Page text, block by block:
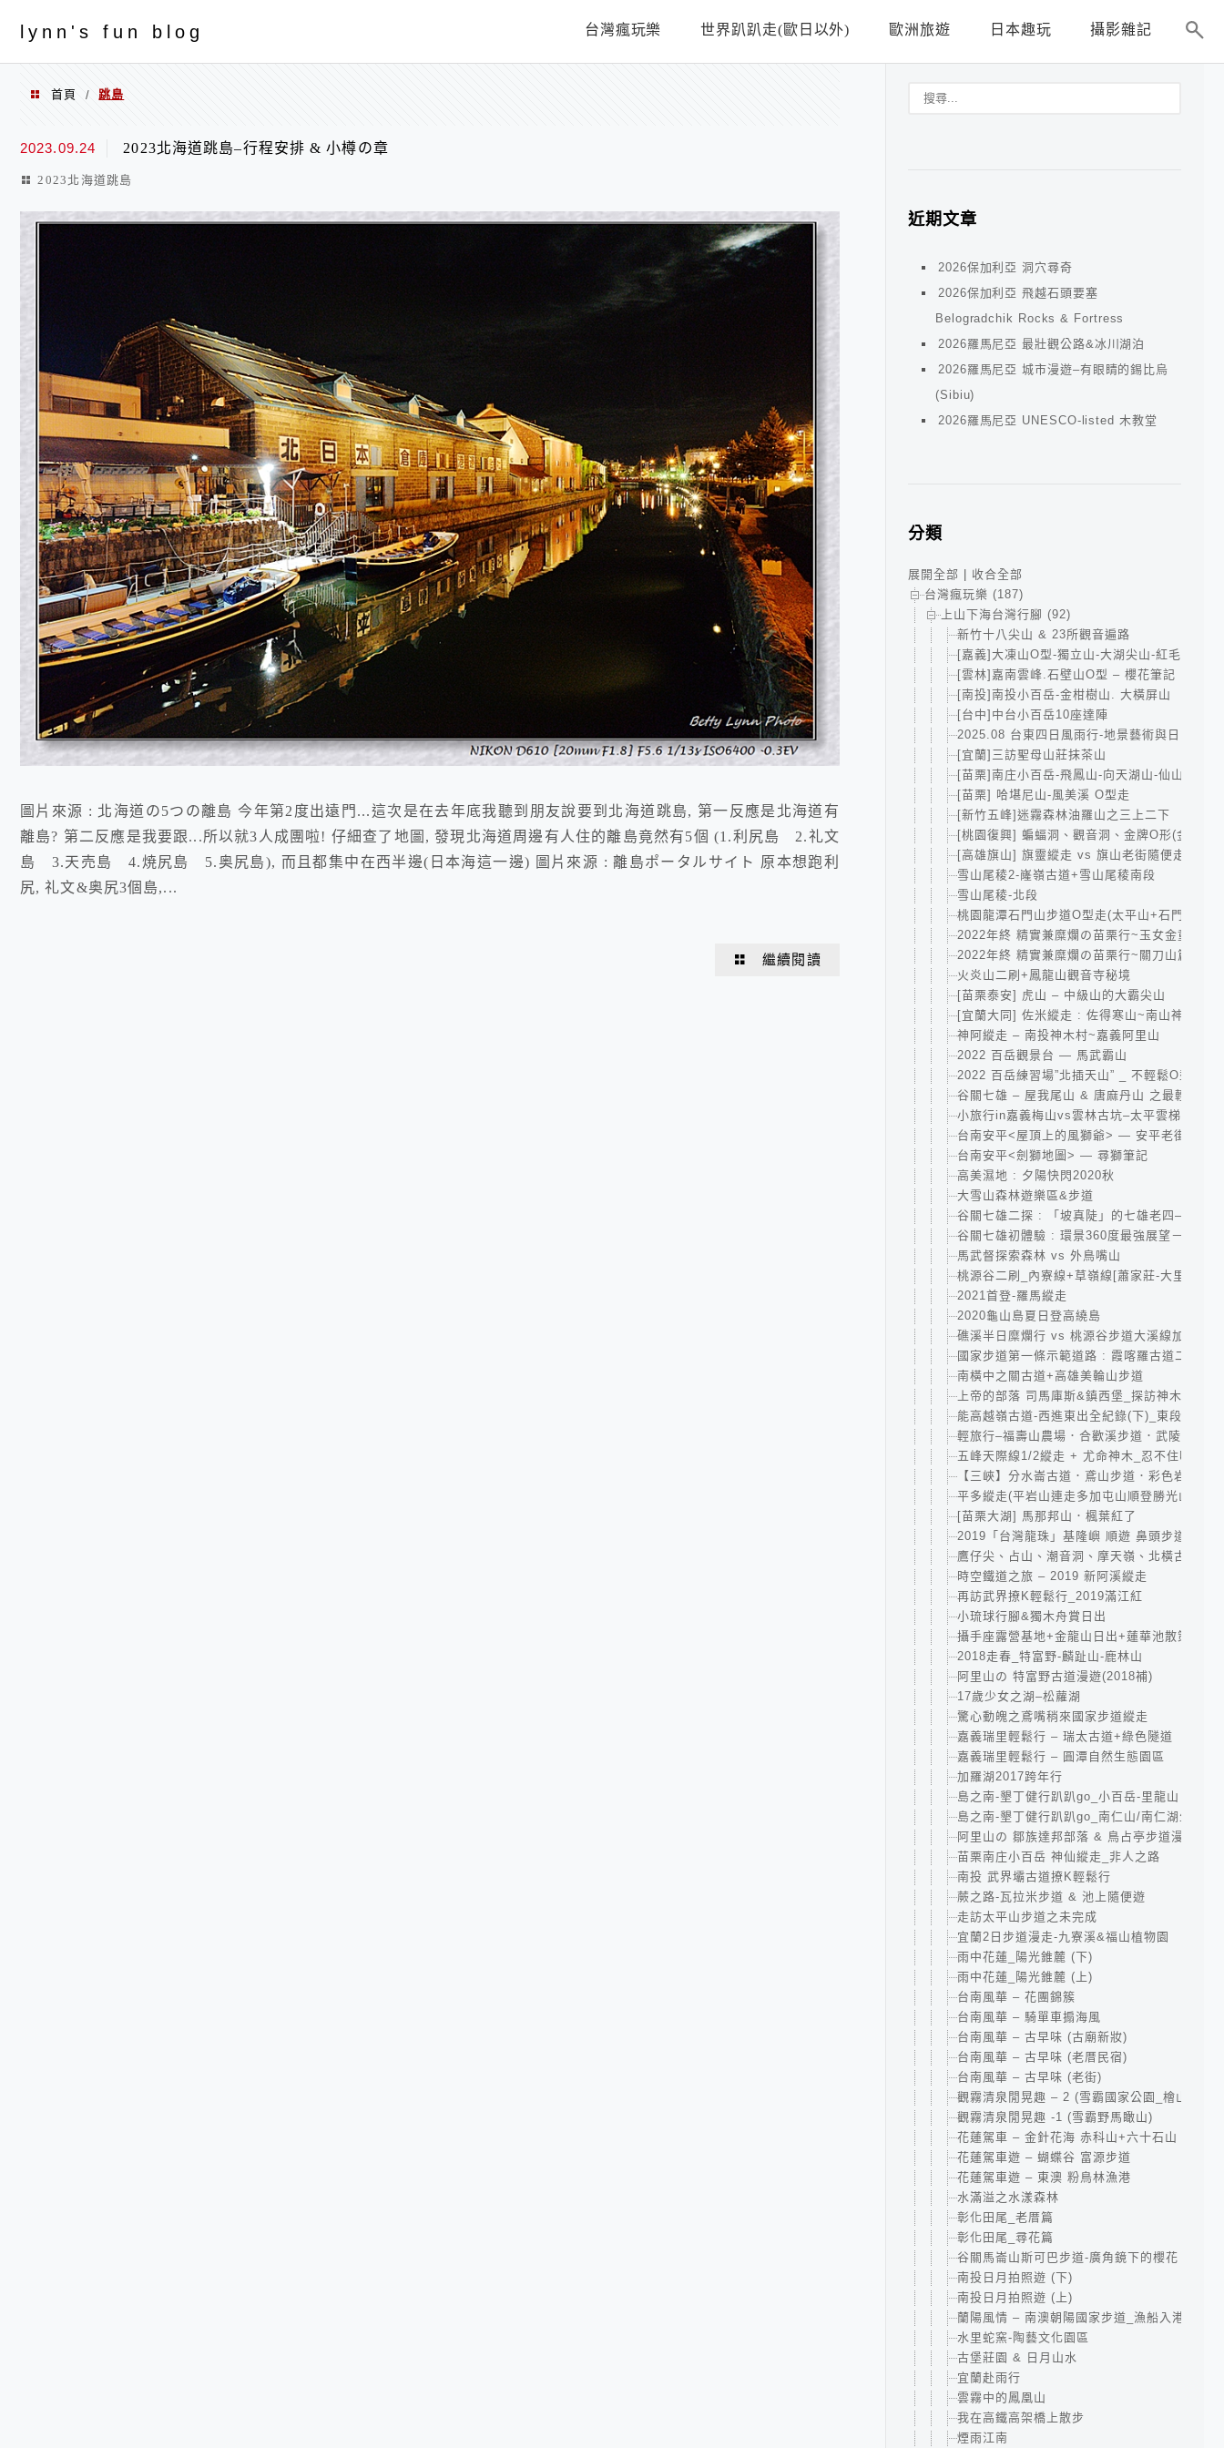
ly nn's fun blog 台灣瘋玩樂 世界趴趴走(歐日以外) 歐洲旅遊 日本趣玩 攝影雜記
首頁 / 跳島
跳島
2023.09.24 2023北海道跳島–行程安排 & 小樽の章
2023北海道跳島
圖片來源 : 北海道の5つの離島 今年第2度出遠門...這次是在去年底我聽到朋友說要到北海道跳島, 第一反應是北海道有
離島? 第二反應是我要跟...所以就3人成團啦! 仔細查了地圖, 發現北海道周邊有人住的離島竟然有5個 (1.利尻島 2.礼文
島 3.天売島 4.焼尻島 5.奥尻島), 而且都集中在西半邊(日本海這一邊) 圖片來源 : 離島ポータルサイト 原本想跑利
尻, 礼文&奥尻3個島,...
繼續閱讀
近期文章
2026保加利亞 洞穴尋奇
2026保加利亞 飛越石頭要塞
Belogradchik Rocks & Fortress
2026羅馬尼亞 最壯觀公路&冰川湖泊
2026羅馬尼亞 城市漫遊–有眼睛的錫比烏
(Sibiu)
2026羅馬尼亞 UNESCO-listed 木教堂
分類
展開全部
收合全部
台灣瘋玩樂 (187)
上山下海台灣行腳 (92)
新竹十八尖山 & 23所觀音遍路
[嘉義]大凍山O型-獨立山-大湖尖山-紅毛埤山小
[雲林]嘉南雲峰.石壁山O型 – 櫻花筆記
[南投]南投小百岳-金柑樹山. 大橫屏山
[台中]中台小百岳10座達陣
2025.08 台東四日風雨行-地景藝術與日出的小
[宜蘭]三訪聖母山莊抹茶山
[苗栗]南庄小百岳-飛鳳山-向天湖山-仙山
[苗栗] 哈堪尼山-風美溪 O型走
[新竹五峰]迷霧森林油羅山之三上二下
[桃園復興] 蝙蝠洞、觀音洞、金牌O形(金平山
[高雄旗山] 旗靈縱走 vs 旗山老街隨便走
雪山尾稜2-嶐嶺古道+雪山尾稜南段
雪山尾稜-北段
桃園龍潭石門山步道O型走(太平山+石門山+小
2022年終 精實兼糜爛の苗栗行~玉女金童汶水
2022年終 精實兼糜爛の苗栗行~關刀山篇
火炎山二刷+鳳龍山觀音寺秘境
[苗栗泰安] 虎山 – 中級山的大霸尖山
[宜蘭大同] 佐米縱走 : 佐得寒山~南山神木群~
神阿縱走 – 南投神木村~嘉義阿里山
2022 百岳觀景台 — 馬武霸山
2022 百岳練習場”北插天山” _ 不輕鬆O型-賀
谷關七雄 – 屋我尾山 & 唐麻丹山 之最輕鬆攻
小旅行in嘉義梅山vs雲林古坑–太平雲梯、大尖
台南安平<屋頂上的風獅爺> — 安平老街亂走
台南安平<劍獅地圖> — 尋獅筆記
高美濕地 : 夕陽快閃2020秋
大雪山森林遊樂區&步道
谷關七雄二探 : 「坡真陡」的七雄老四—波津
谷關七雄初體驗 : 環景360度最強展望－東卯山
馬武督探索森林 vs 外鳥嘴山
桃源谷二刷_內寮線+草嶺線[蕭家莊-大里]
2021首登-羅馬縱走
2020龜山島夏日登高繞島
礁溪半日糜爛行 vs 桃源谷步道大溪線加碼草
國家步道第一條示範道路 : 霞喀羅古道二日｜
南橫中之關古道+高雄美輪山步道
上帝的部落 司馬庫斯&鎮西堡_探訪神木群
能高越嶺古道-西進東出全紀錄(下)_東段+花草
輕旅行–福壽山農場．合歡溪步道．武陵農場
五峰天際線1/2縱走 + 尤命神木_忍不住喊救命
【三峽】分水崙古道．鳶山步道．彩色岩壁
平多縱走(平岩山連走多加屯山順登勝光山)
[苗栗大湖] 馬那邦山．楓葉紅了
2019「台灣龍珠」基隆嶼 順遊 鼻頭步道．潮
鷹仔尖、占山、潮音洞、摩天嶺、北橫古道、
時空鐵道之旅 – 2019 新阿溪縱走
再訪武界撩K輕鬆行_2019滿江紅
小琉球行腳&獨木舟賞日出
攝手座露營基地+金龍山日出+蓮華池散策
2018走春_特富野-麟趾山-鹿林山
阿里山の 特富野古道漫遊(2018補)
17歲少女之湖–松蘿湖
驚心動魄之鳶嘴稍來國家步道縱走
嘉義瑞里輕鬆行 – 瑞太古道+綠色隧道
嘉義瑞里輕鬆行 – 圓潭自然生態園區
加羅湖2017跨年行
島之南-墾丁健行趴趴go_小百岳-里龍山
島之南-墾丁健行趴趴go_南仁山/南仁湖生態保
阿里山の 鄒族達邦部落 & 鳥占亭步道漫遊
苗栗南庄小百岳 神仙縱走_非人之路
南投 武界壩古道撩K輕鬆行
蕨之路-瓦拉米步道 & 池上隨便遊
走訪太平山步道之未完成
宜蘭2日步道漫走-九寮溪&福山植物園
雨中花蓮_陽光錐麓 (下)
雨中花蓮_陽光錐麓 (上)
台南風華 – 花團錦簇
台南風華 – 騎單車搧海風
台南風華 – 古早味 (古廟新妝)
台南風華 – 古早味 (老厝民宿)
台南風華 – 古早味 (老街)
觀霧清泉閒晃趣 – 2 (雪霸國家公園_檜山巨木
觀霧清泉閒晃趣 -1 (雪霸野馬瞰山)
花蓮駕車 – 金針花海 赤科山+六十石山
花蓮駕車遊 – 蝴蝶谷 富源步道
花蓮駕車遊 – 東澳 粉鳥林漁港
水滿溢之水漾森林
彰化田尾_老厝篇
彰化田尾_尋花篇
谷關馬崙山斯可巴步道-廣角鏡下的櫻花
南投日月拍照遊 (下)
南投日月拍照遊 (上)
蘭陽風情 – 南澳朝陽國家步道_漁船入港
水里蛇窯-陶藝文化園區
古堡莊園 & 日月山水
宜蘭赴雨行
雲霧中的鳳凰山
我在高鐵高架橋上散步
煙雨江南